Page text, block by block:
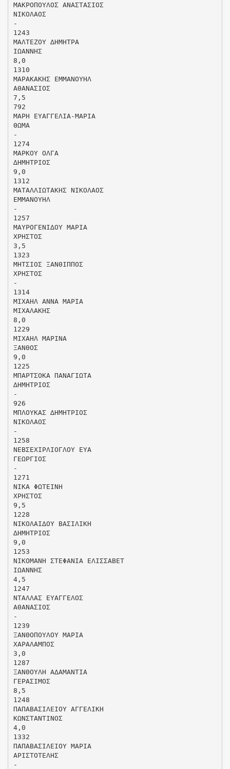
ΜΑΚΡΟΠΟΥΛΟΣ ΑΝΑΣΤΑΣΙΟΣ
ΝΙΚΟΛΑΟΣ
-
1243
ΜΑΛΤΕΖΟΥ ∆ΗΜΗΤΡΑ
ΙΩΑΝΝΗΣ
8,0
1310
ΜΑΡΑΚΑΚΗΣ ΕΜΜΑΝΟΥΗΛ
ΑΘΑΝΑΣΙΟΣ
7,5
792
ΜΑΡΗ ΕΥΑΓΓΕΛΙΑ-ΜΑΡΙΑ
ΘΩΜΑ
-
1274
ΜΑΡΚΟΥ ΟΛΓΑ
∆ΗΜΗΤΡΙΟΣ
9,0
1312
ΜΑΤΑΛΛΙΩΤΑΚΗΣ ΝΙΚΟΛΑΟΣ
ΕΜΜΑΝΟΥΗΛ
-
1257
ΜΑΥΡΟΓΕΝΙ∆ΟΥ ΜΑΡΙΑ
ΧΡΗΣΤΟΣ
3,5
1323
ΜΗΤΣΙΟΣ ΞΑΝΘΙΠΠΟΣ
ΧΡΗΣΤΟΣ
-
1314
ΜΙΧΑΗΛ ΑΝΝΑ ΜΑΡΙΑ
ΜΙΧΑΛΑΚΗΣ
8,0
1229
ΜΙΧΑΗΛ ΜΑΡΙΝΑ
ΞΑΝΘΟΣ
9,0
1225
ΜΠΑΡΤΣΟΚΑ ΠΑΝΑΓΙΩΤΑ
∆ΗΜΗΤΡΙΟΣ
-
926
ΜΠΛΟΥΚΑΣ ∆ΗΜΗΤΡΙΟΣ
ΝΙΚΟΛΑΟΣ
-
1258
ΝΕΒΣΕΧΙΡΛΙΟΓΛΟΥ ΕΥΑ
ΓΕΩΡΓΙΟΣ
-
1271
ΝΙΚΑ ΦΩΤΕΙΝΗ
ΧΡΗΣΤΟΣ
9,5
1228
ΝΙΚΟΛΑΙ∆ΟΥ ΒΑΣΙΛΙΚΗ
∆ΗΜΗΤΡΙΟΣ
9,0
1253
ΝΙΚΟΜΑΝΗ ΣΤΕΦΑΝΙΑ ΕΛΙΣΣΑΒΕΤ
ΙΩΑΝΝΗΣ
4,5
1247
ΝΤΑΛΛΑΣ ΕΥΑΓΓΕΛΟΣ
ΑΘΑΝΑΣΙΟΣ
-
1239
ΞΑΝΘΟΠΟΥΛΟΥ ΜΑΡΙΑ
ΧΑΡΑΛΑΜΠΟΣ
3,0
1287
ΞΑΝΘΟΥΛΗ Α∆ΑΜΑΝΤΙΑ
ΓΕΡΑΣΙΜΟΣ
8,5
1248
ΠΑΠΑΒΑΣΙΛΕΙΟΥ ΑΓΓΕΛΙΚΗ
ΚΩΝΣΤΑΝΤΙΝΟΣ
4,0
1332
ΠΑΠΑΒΑΣΙΛΕΙΟΥ ΜΑΡΙΑ
ΑΡΙΣΤΟΤΕΛΗΣ
-